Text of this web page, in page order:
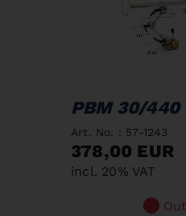
PBM 30/440
Art. No. : 57-1243
378,00 EUR
incl. 20% VAT